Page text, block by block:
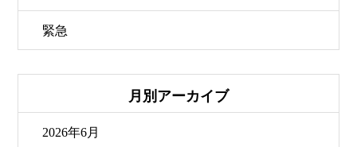
緊急
月別アーカイブ
2026年6月